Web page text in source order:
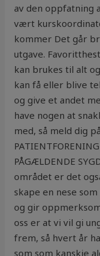
av den oppfatning
vært
kommer Det går
utgave.
kan brukes til alt
kan få eller blive
og give et andet
have nogen at
med, så meld dig
PÅGÆLDENDE
området er det
skape en nese
og gir
oss er at vi vil gi
frem, så hvert år
som som kanskje